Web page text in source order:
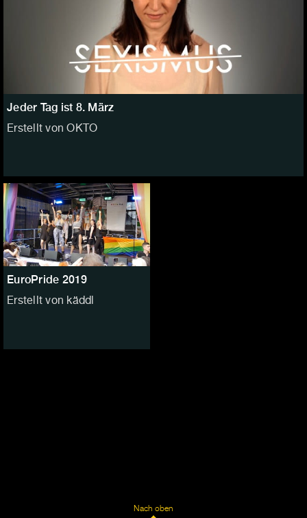
Jeder Tag ist 8. März
Erstellt von OKTO
EuroPride 2019
Erstellt von käddl
Nach oben